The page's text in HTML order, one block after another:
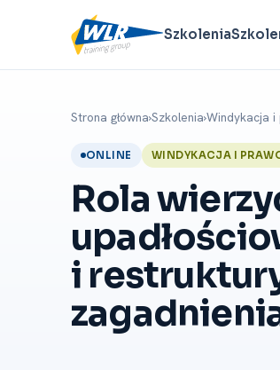
Szkolenia
Strona główna›Szkolenia›Windykacja i
ONLINE WINDYKACJA I
Rola
i